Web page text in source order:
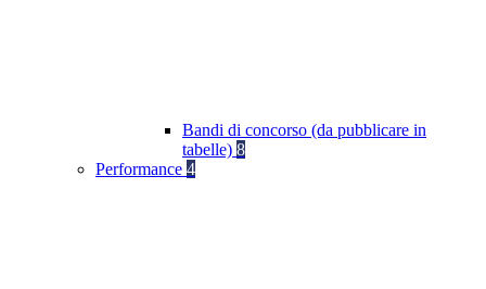
Bandi di concorso (da pubblicare in
tabelle) 8
Performance 4